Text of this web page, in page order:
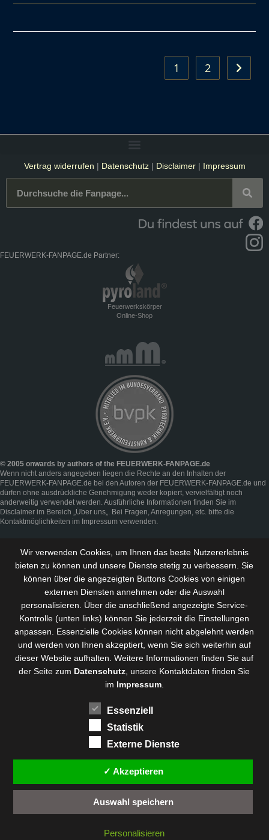
1 2
Vertrag widerrufen | Datenschutz| Disclaimer| Impressum
FEUERWERK-FANPAGE.de Partner:
Feuerwerkskörper
Online-Shop
© 2005 onwards by authors of the FEUERWERK-FANPAGE.de
Wenn nicht anders angegeben liegen die Rechte an den Inhalten der
FEUERWERK-FANPAGE.de bei den Autoren der FEUERWERK-FANPAGE.de und
dürfen ohne ausdrückliche Genehmigung weder kopiert, vervielfältigt noch
anderweitig verwendet werden. Ausführliche Informationen finden Sie im
Disclaimer im Bereich „Über uns„. Bei Fragen, Anregungen, etc. bitte die
Kontaktmöglichkeiten im Impressum verwenden.
Wir verwenden Cookies, um Ihnen das beste Nutzererlebnis
bieten zu können und unsere Dienste stetig zu verbessern . Sie
können über die angezeigten Buttons Cookies von einigen
externen Diensten annehmen oder die Auswahl
personalisieren. Über die anschließend angezeigte Service-
Kontrolle (unten links) können Sie jederzeit die Einstellungen
anpassen. Essenzielle Cookies können nicht abgelehnt werden
und werden von Ihnen akzeptiert, wenn Sie sich weiterhin auf
dieser Website aufhalten. Weitere Informationen finden Sie auf
der Seite zum Datenschutz , unsere Kontaktdaten finden Sie
im Impressum.
Essenziell
Statistik
Externe Dienste
✓ Akzeptieren
Auswahl speichern
Personalisieren